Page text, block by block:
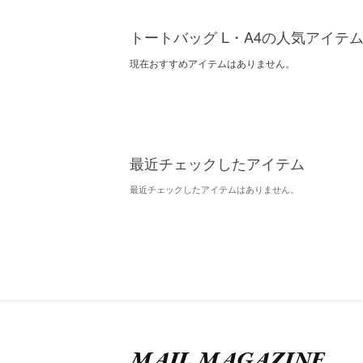
トートバッグ L・A4の人気アイテム
現在おすすめアイテムはありません。
最近チェックしたアイテム
最近チェックしたアイテムはありません。